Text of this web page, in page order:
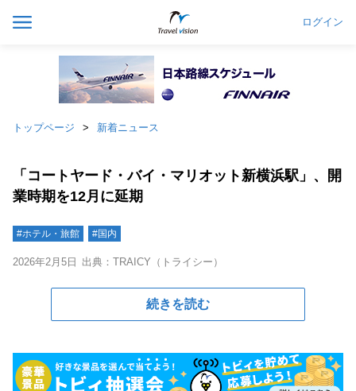
ログイン
トップページ 新着ニュース
「コートヤード・バイ・マリオット新横浜駅」、開
業時期を12月に延期
#ホテル・旅館 #国内
2026年2月5日 出典：TRAICY（トライシー）
続きを読む